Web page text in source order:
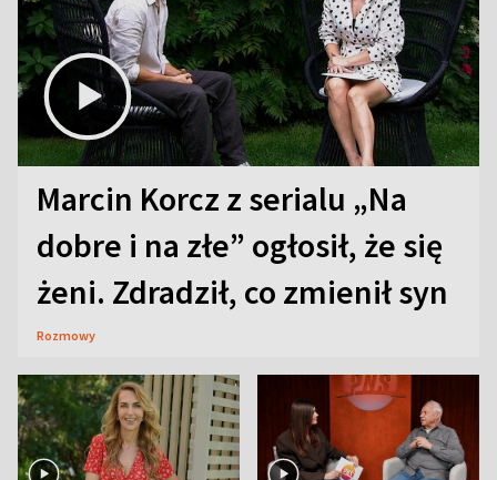
Marcin Korcz z serialu „Na
dobre i na złe” ogłosił, że się
żeni. Zdradził, co zmienił syn
Rozmowy